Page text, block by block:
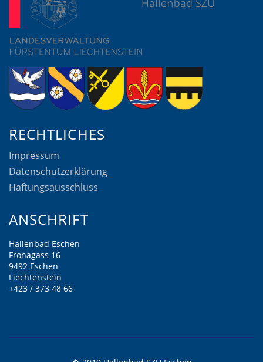
RECHTLICHES
Impressum
Datenschutzerklärung
Haftungsausschluss
ANSCHRIFT
Hallenbad Eschen
Fronagass 16
9492 Eschen
Liechtenstein
+423 / 373 48 66